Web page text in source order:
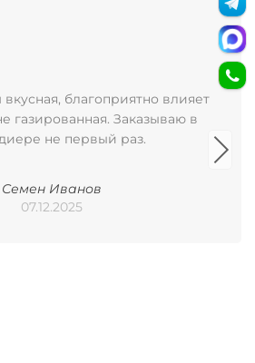
благоприятно влияет
газированная. Заказываю в
не первый раз.
Семен Иванов
07.12.2025